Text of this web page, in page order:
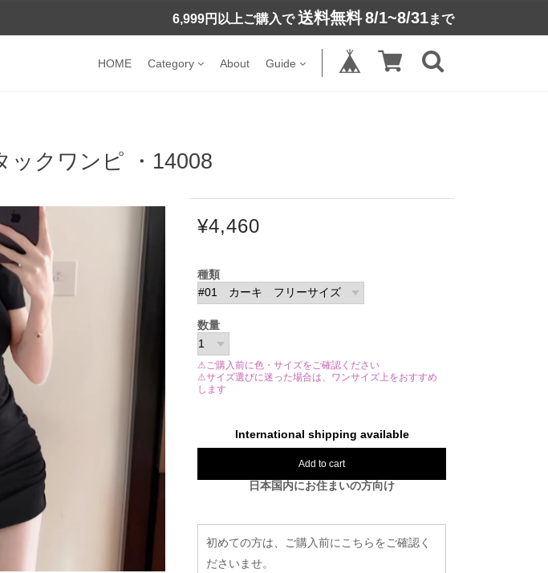
6,999円以上ご購入で 送料無料8/1~8/31まで
HOME Category About Guide
ックワンピ ・14008
¥4,460
種類
数量
⚠ご購入前に色・サイズをご確認ください
⚠サイズ選びに迷った場合は、ワンサイズ上をおすすめ
します
International shipping available
Add to cart
日本国内にお住まいの方向け
初めての方は、ご購入前にこちらをご確認く
ださいませ。